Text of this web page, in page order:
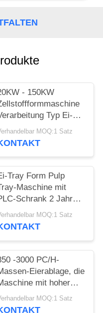
- 150KW
Typ Ei-
Machmaschine
MOQ:1 Satz
Tray Form Pulp
Maschine mit
Schrank 2 Jahre
MOQ:1 Satz
-3000 PC/H-
Eierablage, die
mit hoher
MOQ:1 Satz